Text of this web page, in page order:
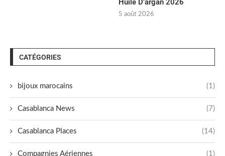
Huile D’argan 2026
5 août 2026
CATÉGORIES
bijoux marocains (1)
Casablanca News (7)
Casablanca Places (14)
Compagnies Aériennes (1)